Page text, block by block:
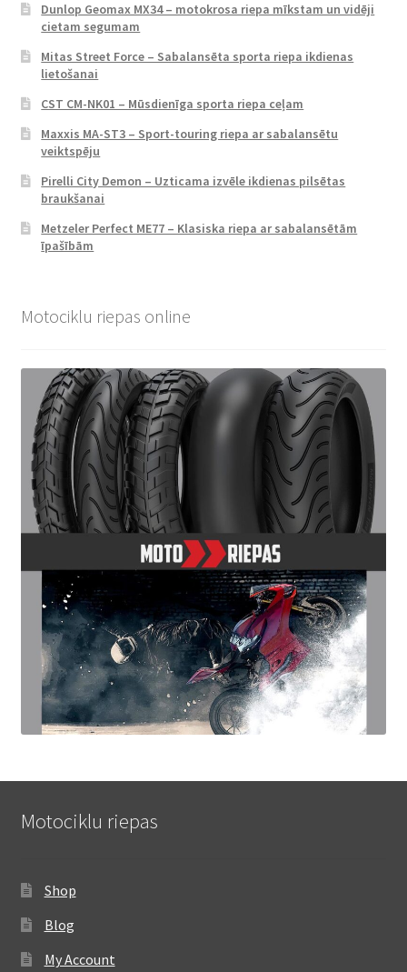
Dunlop Geomax MX34 – motokrosa riepa mīkstam un vidēji
cietam segumam
Mitas Street Force – Sabalansēta sporta riepa ikdienas
lietošanai
CST CM-NK01 – Mūsdienīga sporta riepa ceļam
Maxxis MA-ST3 – Sport-touring riepa ar sabalansētu
veiktspēju
Pirelli City Demon – Uzticama izvēle ikdienas pilsētas
braukšanai
Metzeler Perfect ME77 – Klasiska riepa ar sabalansētām
īpašībām
Motociklu riepas online
Motociklu riepas
Shop
Blog
My Account